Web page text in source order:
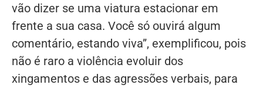
vão dizer se uma viatura estacionar em
frente a sua casa. Você só ouvirá algum
comentário, estando viva”, exemplificou, pois
não é raro a violência evoluir dos
xingamentos e das agressões verbais, para